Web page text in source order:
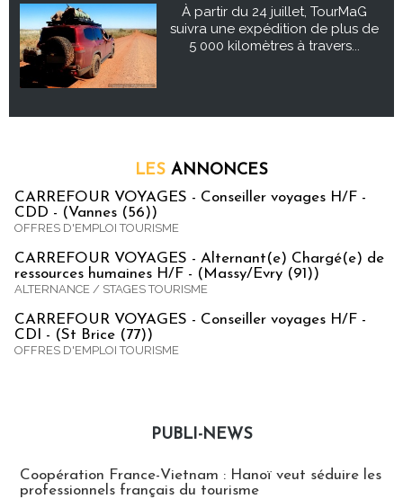
À partir du 24 juillet, TourMaG
suivra une expédition de plus de
5 000 kilomètres à travers...
LES ANNONCES
CARREFOUR VOYAGES - Conseiller voyages H/F -
CDD - (Vannes (56))
OFFRES D'EMPLOI TOURISME
CARREFOUR VOYAGES - Alternant(e) Chargé(e) de
ressources humaines H/F - (Massy/Evry (91))
ALTERNANCE / STAGES TOURISME
CARREFOUR VOYAGES - Conseiller voyages H/F -
CDI - (St Brice (77))
OFFRES D'EMPLOI TOURISME
PUBLI-NEWS
Coopération France-Vietnam : Hanoï veut séduire les
professionnels français du tourisme